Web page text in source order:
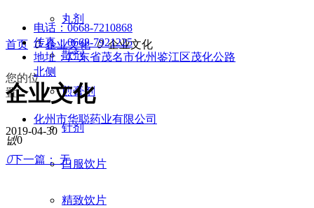
丸剂
散剂
煎膏剂
针剂
口服饮片
精致饮片
首页 ꄲ 企业文化 ꄲ 企业文化
您的位
置：
企业文化
2019-04-30
넶0
ꄲ下一篇： 无
电话：0668-7210868
传真：0668-7921225
地址：广东省茂名市化州鉴江区茂化公路
北侧
化州市华聪药业有限公司